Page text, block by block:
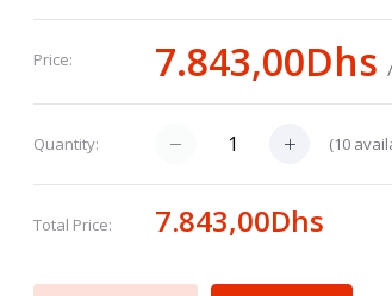
Price: 7.843,00Dhs
Quantity: (10
Total Price: 7.843,00Dhs